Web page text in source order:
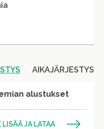
AIKAJÄRJESTYS
alustukset
LISÄÄ JA LATAA